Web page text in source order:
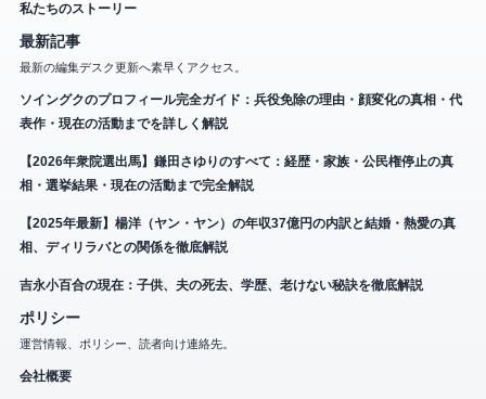
私たちのストーリー
最新記事
最新の編集デスク更新へ素早くアクセス。
ソイングクのプロフィール完全ガイド：兵役免除の理由・顔変化の真相・代
表作・現在の活動までを詳しく解説
【2026年衆院選出馬】鎌田さゆりのすべて：経歴・家族・公民権停止の真
相・選挙結果・現在の活動まで完全解説
【2025年最新】楊洋（ヤン・ヤン）の年収37億円の内訳と結婚・熱愛の真
相、ディリラバとの関係を徹底解説
吉永小百合の現在：子供、夫の死去、学歴、老けない秘訣を徹底解説
ポリシー
運営情報、ポリシー、読者向け連絡先。
会社概要